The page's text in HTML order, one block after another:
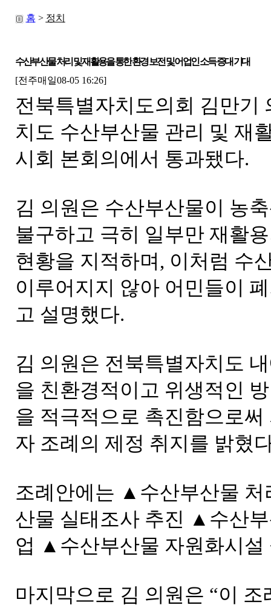
홈 > 정치
수산부산물 처리 및 재활용을 통한 환경 보전 및 어업인 소득 증대 기대
[전주매일08-05 16:26]
전북특별자치도의회 김만기
치도 수산부산물 관리 및 재
시회 본회의에서 통과됐다.
김 의원은 수산부산물이 농
불구하고 극히 일부만 재활
현황을 지적하며, 이처럼 수
이루어지지 않아 어민들이
고 설명했다.
김 의원은 전북특별자치도
을 친환경적이고 위생적인
을 적극적으로 촉진함으로
자 조례의 제정 취지를 밝혔
조례안에는 ▲수산부산물
산물 실태조사 추진 ▲수산
업 ▲수산부산물 자원화시설
마지막으로 김 의원은 “이